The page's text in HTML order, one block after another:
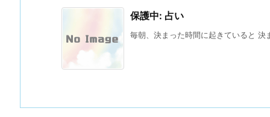
保護中: 占い
毎朝、決まった時間に起きていると